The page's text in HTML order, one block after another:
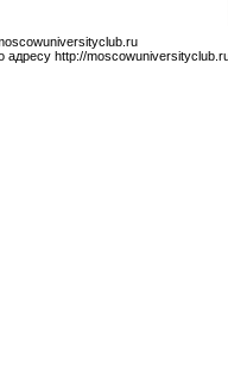
адресу http://